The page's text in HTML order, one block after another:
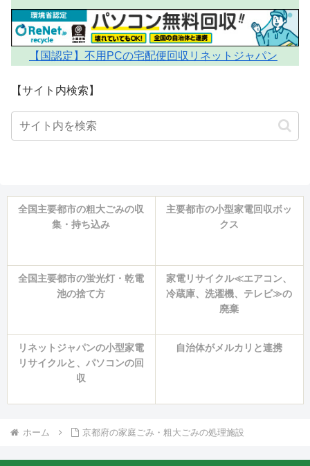
【国認定】不用PCの宅配便回収リネットジャパン
【サイト内検索】
全国主要都市の粗大ごみの収
集・持ち込み
主要都市の小型家電回収ボッ
クス
全国主要都市の蛍光灯・乾電
池の捨て方
家電リサイクル≪エアコン、
冷蔵庫、洗濯機、テレビ≫の
廃棄
リネットジャパンの小型家電
リサイクルと、パソコンの回
収
自治体がメルカリと連携
ホーム 京都府の家庭ごみ・粗大ごみの処理施設